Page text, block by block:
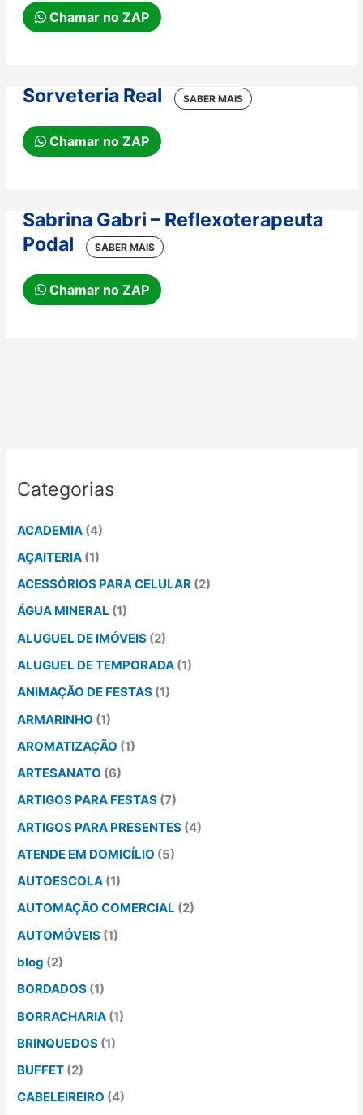
Chamar no ZAP
Sorveteria Real
Chamar no ZAP
Sabrina Gabri – Reflexoterapeuta
Podal
Chamar no ZAP
Categorias
ACADEMIA (4)
AÇAITERIA (1)
ACESSÓRIOS PARA CELULAR (2)
ÁGUA MINERAL (1)
ALUGUEL DE IMÓVEIS (2)
ALUGUEL DE TEMPORADA (1)
ANIMAÇÃO DE FESTAS (1)
ARMARINHO (1)
AROMATIZAÇÃO (1)
ARTESANATO (6)
ARTIGOS PARA FESTAS (7)
ARTIGOS PARA PRESENTES (4)
ATENDE EM DOMICÍLIO (5)
AUTOESCOLA (1)
AUTOMAÇÃO COMERCIAL (2)
AUTOMÓVEIS (1)
blog (2)
BORDADOS (1)
BORRACHARIA (1)
BRINQUEDOS (1)
BUFFET (2)
CABELEIREIRO (4)